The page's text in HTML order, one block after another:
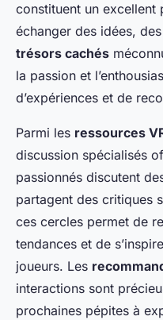
constituent un
échanger des idées,
trésors cachés
la passion et
d’expériences et de
Parmi les ressources
discussion spécialisés
passionnés discutent
partagent des critiques
ces cercles permet de
tendances et de
joueurs. Les
interactions sont
prochaines pépites à